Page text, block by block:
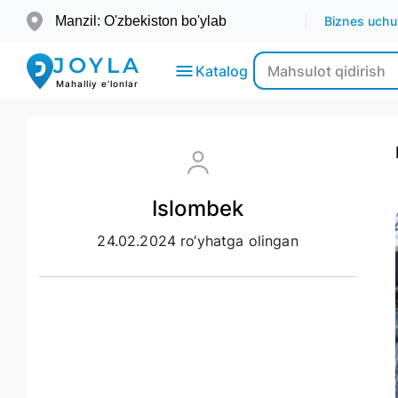
Manzil: O'zbekiston bo'ylab Biznes
JOYLA
Mahalliy e'lonlar
Katalog
Islombek
24.02.2024 ro‘yhatga olingan